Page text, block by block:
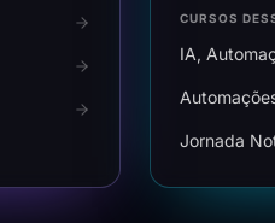
CURSOS
IA,
Jornada